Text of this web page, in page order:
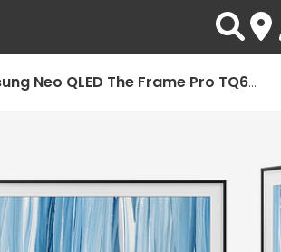
Samsung Neo QLED The Frame Pro TQ65LS03H - TV QLED 4K UHD HDR - 163 cm